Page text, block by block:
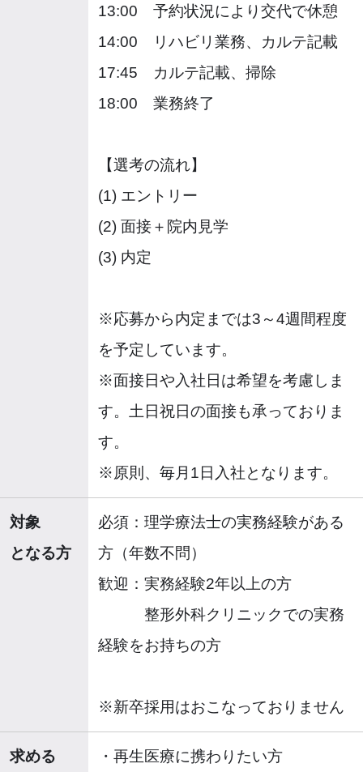
13:00 予約状況により交代で休憩
14:00 リハビリ業務、カルテ記載
17:45 カルテ記載、掃除
18:00 業務終了
【選考の流れ】
(1) エントリー
(2) 面接＋院内見学
(3) 内定
※応募から内定までは3～4週間程度
を予定しています。
※面接日や入社日は希望を考慮しま
す。土日祝日の面接も承っておりま
す。
※原則、毎月1日入社となります。
対象
となる方
必須：理学療法士の実務経験がある
方（年数不問）
歓迎：実務経験2年以上の方
整形外科クリニックでの実務
経験をお持ちの方
※新卒採用はおこなっておりません
求める
・再生医療に携わりたい方